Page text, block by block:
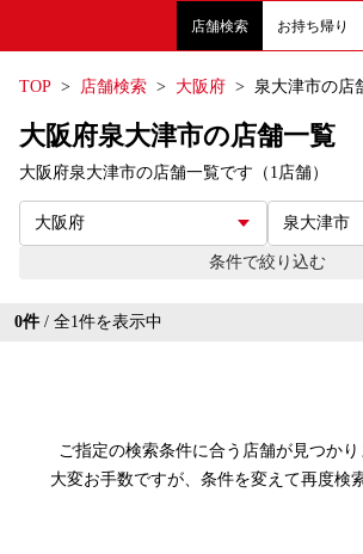
店舗検索 お持ち帰り
お持ち帰りメニュー
English
TOP 店舗検索 大阪府 泉大津市の店
大阪府泉大津市の店舗一覧
大阪府泉大津市の店舗一覧です（1店舗）
条件で絞り込む